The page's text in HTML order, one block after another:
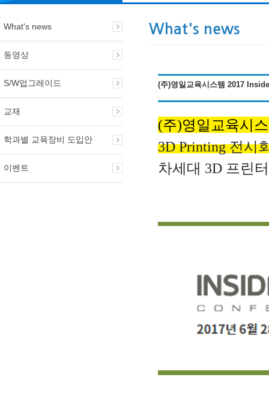
What's news
동영상
S/W업그레이드
교재
학과별 교육장비 도입안
이벤트
What's news
(주)영일교육시스템 2017
(주)영일교육시
3D Printing 전시
차세대 3D 프린